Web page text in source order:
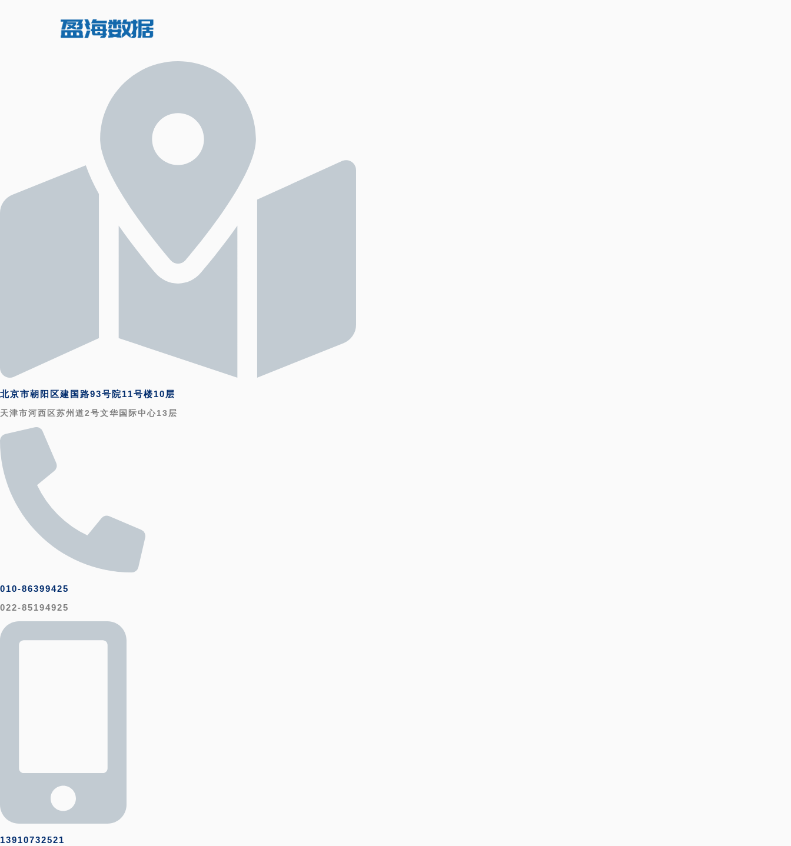
北京市朝阳区建国路93号院11号楼10层
天津市河西区苏州道2号文华国际中心13层
010-86399425
022-85194925
13910732521